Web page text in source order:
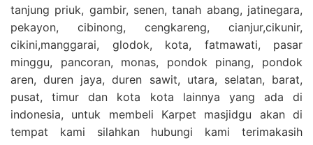
tanjung priuk, gambir, senen, tanah abang, jatinegara,
pekayon, cibinong, cengkareng, cianjur,cikunir,
cikini,manggarai, glodok, kota, fatmawati, pasar
minggu, pancoran, monas, pondok pinang, pondok
aren, duren jaya, duren sawit, utara, selatan, barat,
pusat, timur dan kota kota lainnya yang ada di
indonesia, untuk membeli Karpet masjidgu akan di
tempat kami silahkan hubungi kami terimakasih